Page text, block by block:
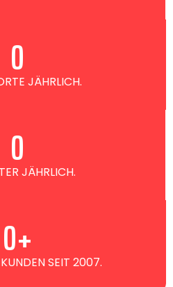
JÄHRLICH.
0
JÄHRLICH.
0
SEIT 2007.
0+